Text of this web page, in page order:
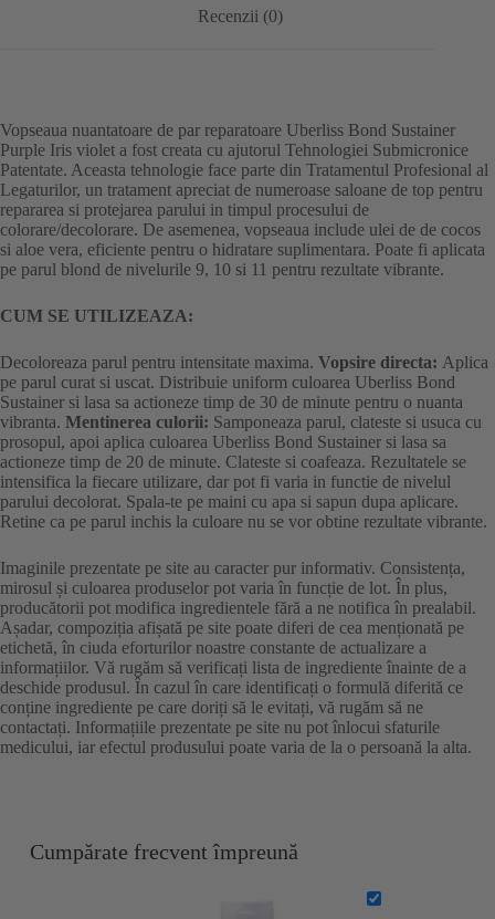
Recenzii (0)
Vopseaua nuantatoare de par reparatoare Uberliss Bond Sustainer
Purple Iris violet a fost creata cu ajutorul Tehnologiei Submicronice
Patentate. Aceasta tehnologie face parte din Tratamentul Profesional al
Legaturilor, un tratament apreciat de numeroase saloane de top pentru
repararea si protejarea parului in timpul procesului de
colorare/decolorare. De asemenea, vopseaua include ulei de de cocos
si aloe vera, eficiente pentru o hidratare suplimentara. Poate fi aplicata
pe parul blond de nivelurile 9, 10 si 11 pentru rezultate vibrante.
CUM SE UTILIZEAZA:
Decoloreaza parul pentru intensitate maxima. Vopsire directa: Aplica
pe parul curat si uscat. Distribuie uniform culoarea Uberliss Bond
Sustainer si lasa sa actioneze timp de 30 de minute pentru o nuanta
vibranta. Mentinerea culorii: Samponeaza parul, clateste si usuca cu
prosopul, apoi aplica culoarea Uberliss Bond Sustainer si lasa sa
actioneze timp de 20 de minute. Clateste si coafeaza. Rezultatele se
intensifica la fiecare utilizare, dar pot fi varia in functie de nivelul
parului decolorat. Spala-te pe maini cu apa si sapun dupa aplicare.
Retine ca pe parul inchis la culoare nu se vor obtine rezultate vibrante.
Imaginile prezentate pe site au caracter pur informativ. Consistența,
mirosul și culoarea produselor pot varia în funcție de lot. În plus,
producătorii pot modifica ingredientele fără a ne notifica în prealabil.
Așadar, compoziția afișată pe site poate diferi de cea menționată pe
etichetă, în ciuda eforturilor noastre constante de actualizare a
informațiilor. Vă rugăm să verificați lista de ingrediente înainte de a
deschide produsul. În cazul în care identificați o formulă diferită ce
conține ingrediente pe care doriți să le evitați, vă rugăm să ne
contactați. Informațiile prezentate pe site nu pot înlocui sfaturile
medicului, iar efectul produsului poate varia de la o persoană la alta.
Cumpărate frecvent împreună